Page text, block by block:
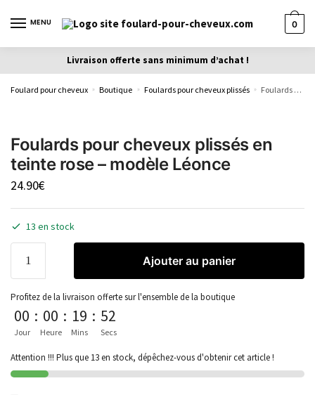
MENU 0
Livraison offerte sans minimum d’achat !
Foulard pour cheveux » Boutique » Foulards pour cheveux plissés » Foulards pour cheveux plissés en teinte rose – modèle Léonce
Foulards pour cheveux plissés en
teinte rose – modèle Léonce
24.90€
13 en stock
Ajouter au panier
Profitez de la livraison offerte sur l'ensemble de la boutique
00
Jour
: 00
Heure
: 19
Mins
: 52
Secs
Attention !!! Plus que 13 en stock, dépêchez-vous d'obtenir cet article !